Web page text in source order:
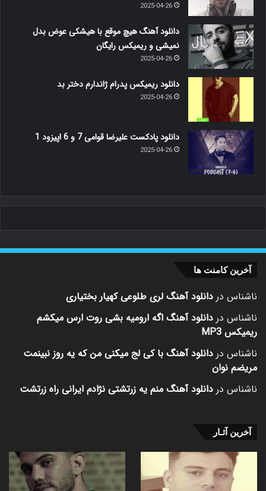
2025-04-26
دانلود آهنگ هیچ موقع با هیشکی عوض بدل
نمیشی و ریمیکس رایگان
2025-04-26
دانلود ریمیکس پدرام ژاندارم دختر بد
2025-04-26
دانلود پادکست علیرضا قوامی 7 و 6 اپیزود 1
2025-04-26
آخرین کامنت ها
ناشناس در دانلود آهنگ لری طلوعی کهیار بختیاری
ناشناس در دانلود آهنگ اگه ارومیه بشی روت ارس میکشم
ریمیکس MP3
ناشناس در دانلود آهنگ با کی لج میکنی من که یه روز نبینمت
مریضم نوان
ناشناس در دانلود آهنگ منم یه زرتشتی نژادم ایرانی راه زرتشت
آخرین آثـار